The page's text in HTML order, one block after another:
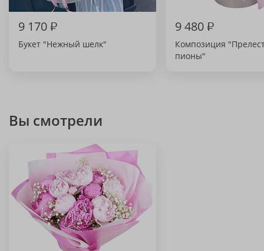
9 170₽
Букет "Нежный шелк"
9 480₽
Композиция
пионы"
Вы смотрели